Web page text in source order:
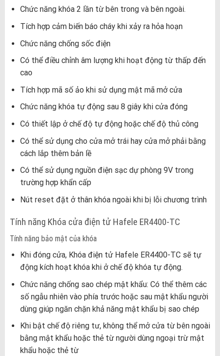
Chức năng khóa 2 lần từ bên trong và bên ngoài.
Tích hợp cảm biến báo cháy khi xảy ra hỏa hoạn
Chức năng chống sốc điện
Có thể điều chỉnh âm lượng khi hoạt động từ thấp đến
cao
Tích hợp mã số ảo khi sử dụng mật mã mở cửa
Chức năng khóa tự động sau 8 giây khi cửa đóng
Có thiết lập ở chế độ tự động hoặc chế độ thủ công
Có thể sử dụng cho cửa mở trái hay cửa mở phải bằng
cách lắp thêm bản lề
Có thể sử dụng nguồn điện sạc dự phòng 9V trong
trường hợp khẩn cấp
Nút reset đặt ở thân khóa ngoài khi bị lỗi chương trình
Tính năng Khóa cửa điện tử Hafele ER4400-TC
Tính năng bảo mật của khóa
Khi đóng cửa, Khóa điện tử Hafele ER4400-TC sẽ tự
động kích hoạt khóa khi ở chế độ khóa tự động.
Chức năng chống sao chép mật khẩu: Có thể thêm các
số ngẫu nhiên vào phía trước hoặc sau mật khẩu người
dùng giúp ngăn chặn khả năng mật khẩu bị sao chép
Khi bật chế độ riêng tư, không thể mở cửa từ bên ngoài
bằng mật khẩu hoặc thẻ từ người dùng ngoại trừ mật
khẩu hoặc thẻ từ